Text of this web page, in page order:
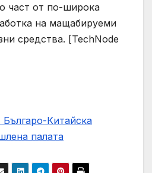
част от по-широка
на мащабируеми
средства. [TechNode
Китайска
палaта